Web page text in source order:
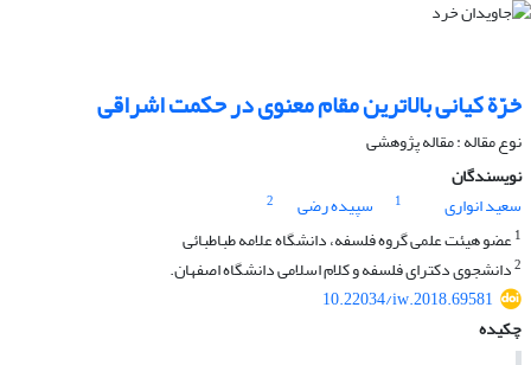
خرّة کیانی بالاترین مقام معنوی در حکمت اشراقی
نوع مقاله : مقاله پژوهشی
نویسندگان
سعید انواری
1 سپیده رضی
2
1عضو هیئت علمی گروه فلسفه، دانشگاه علامه طباطبائی
2دانشجوی دکترای فلسفه و کلام اسلامی دانشگاه اصفهان.
10.22034/iw.2018.69581
چکیده